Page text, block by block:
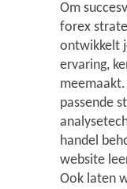
Om
forex
ontwikkelt
ervaring,
passende
handel
website
Ook laten